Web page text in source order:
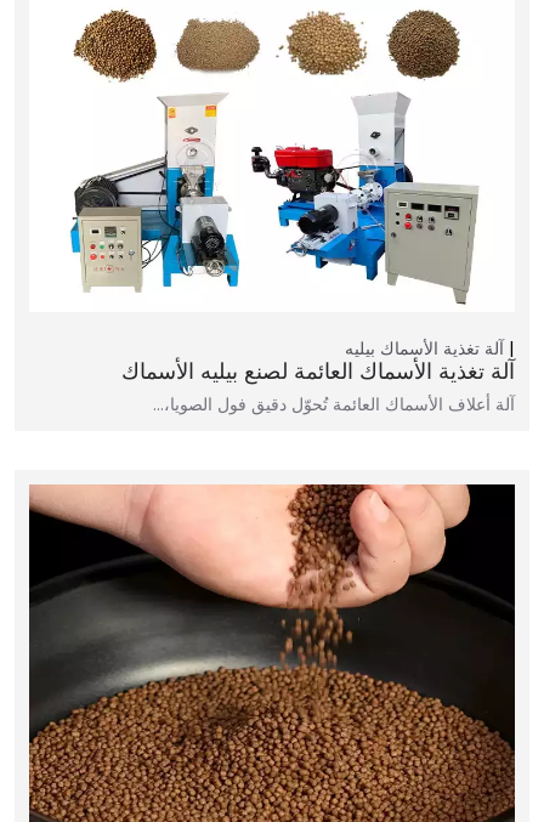
آلة تغذية الأسماك بيليه
آلة تغذية الأسماك العائمة لصنع بيليه الأسماك
آلة أعلاف الأسماك العائمة تُحوّل دقيق فول الصويا،…